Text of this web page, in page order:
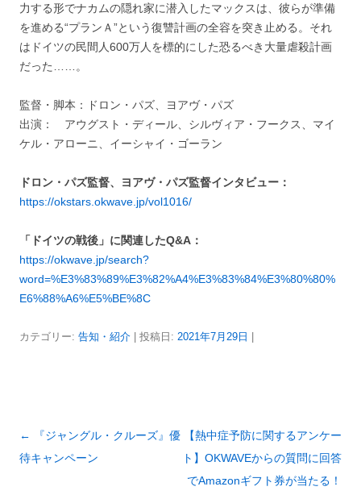
力する形でナカムの隠れ家に潜入したマックスは、彼らが準備
を進める“プランＡ”という復讐計画の全容を突き止める。それ
はドイツの民間人600万人を標的にした恐るべき大量虐殺計画
だった……。
監督・脚本：ドロン・パズ、ヨアヴ・パズ
出演： アウグスト・ディール、シルヴィア・フークス、マイ
ケル・アローニ、イーシャイ・ゴーラン
ドロン・パズ監督、ヨアヴ・パズ監督インタビュー：
https://okstars.okwave.jp/vol1016/
「ドイツの戦後」に関連したQ&A：
https://okwave.jp/search?
word=%E3%83%89%E3%82%A4%E3%83%84%E3%80%80%
E6%88%A6%E5%BE%8C
カテゴリー: 告知・紹介 | 投稿日: 2021年7月29日
投
稿
←
『ジャングル・クルーズ』優
待キャンペーン
【熱中症予防に関するアンケー
ト】OKWAVEからの質問に回答
でAmazonギフト券が当たる！